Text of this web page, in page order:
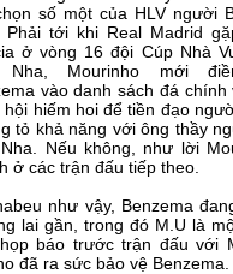
số một của HLV người
Phải tới khi Real Madrid
ở vòng 16 đội Cúp Nhà
Nha, Mourinho mới
vào danh sách đá chính
hội hiếm hoi để tiền đạo
tỏ khả năng với ông thầy
Nếu không, như lời
ở các trận đấu tiếp theo.
như vậy, Benzema
lai gần, trong đó M.U là
báo trước trận đấu với
đã ra sức bảo vệ Benzema.